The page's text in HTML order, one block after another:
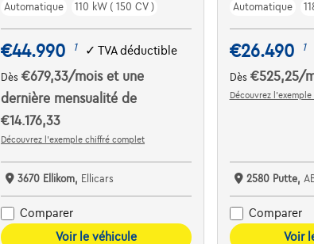
Automatique
110 kW ( 150 CV )
€44.990 1 ✓TVA déductible
Dès€679,33/moiset une
dernière mensualité de
€14.176,33
Découvrez l’exemple chiffré complet
3670 Ellikom, Ellicars
Comparer
Voir le véhicule
Automatique
€26.490 1
Dès €525,25/
Découvrez
2580 Putte,
Comparer
Voir